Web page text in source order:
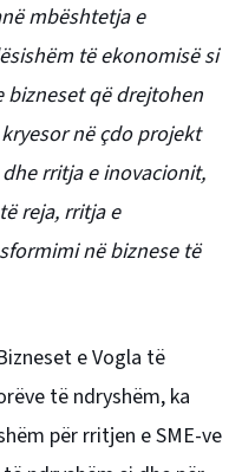
mbështetja e
të ekonomisë si
bizneset që drejtohen
në çdo projekt
rritja e inovacionit,
reja, rritja e
në biznese të
e Vogla të
të ndryshëm, ka
për rritjen e SME-ve